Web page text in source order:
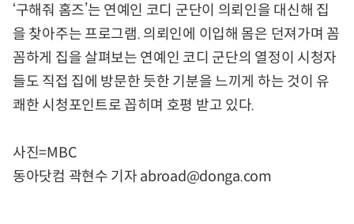
‘구해줘 홈즈’는 연예인 코디 군단이 의뢰인을 대신해 집
을 찾아주는 프로그램. 의뢰인에 이입해 몸은 던져가며 꼼
꼼하게 집을 살펴보는 연예인 코디 군단의 열정이 시청자
들도 직접 집에 방문한 듯한 기분을 느끼게 하는 것이 유
쾌한 시청포인트로 꼽히며 호평 받고 있다.
사진=MBC
동아닷컴 곽현수 기자 abroad@donga.com